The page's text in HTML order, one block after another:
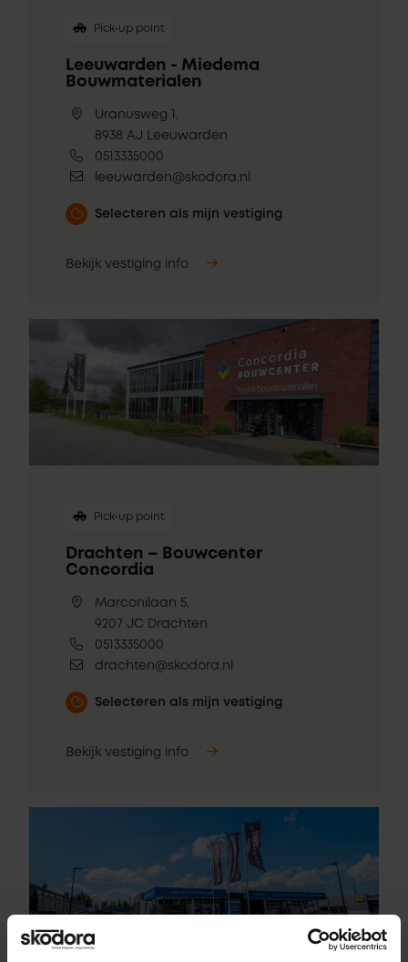
Pick-up point
Leeuwarden - Miedema
Bouwmaterialen
Uranusweg 1,
8938 AJ Leeuwarden
0513335000
leeuwarden@skodora.nl
Selecteren als mijn vestiging
Bekijk vestiging info
Pick-up point
Drachten – Bouwcenter
Concordia
Marconilaan 5,
9207 JC Drachten
0513335000
drachten@skodora.nl
Selecteren als mijn vestiging
Bekijk vestiging info